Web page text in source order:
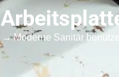
→ Moderne Sanitär